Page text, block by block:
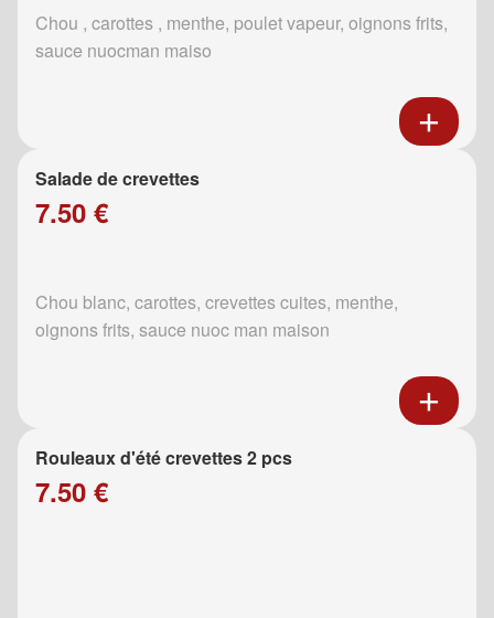
Chou , carottes , menthe, poulet vapeur, oignons frits,
sauce nuocman maiso
Salade de crevettes
7.50 €
Chou blanc, carottes, crevettes cuites, menthe,
oignons frits, sauce nuoc man maison
Rouleaux d'été crevettes 2 pcs
7.50 €